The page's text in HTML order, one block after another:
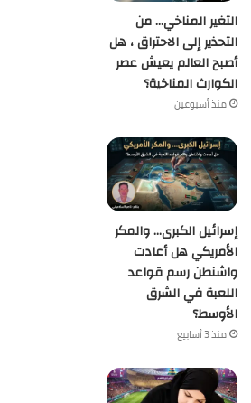
التغير المناخي… من التحذير إلى الاحتراق ، هل أصبح العالم يعيش عصر الكوارث المناخية؟
منذ أسبوعين
التغير المناخي… من
التحذير إلى الاحتراق ، هل
أصبح العالم يعيش عصر
الكوارث المناخية؟
منذ أسبوعين
إسرائيل الكبرى… والمكر
الأمريكي هل أعادت
واشنطن رسم قواعد
اللعبة في الشرق
الأوسط؟
منذ 3 أسابيع